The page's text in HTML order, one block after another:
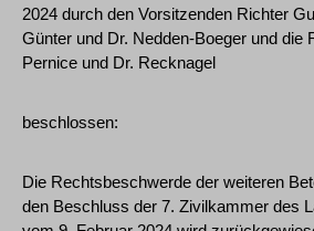
2024 durch den Vorsitzenden Richter
Günter und Dr. Nedden-Boeger und die
Pernice und Dr. Recknagel
beschlossen:
Die Rechtsbeschwerde der weiteren
den Beschluss der 7. Zivilkammer des